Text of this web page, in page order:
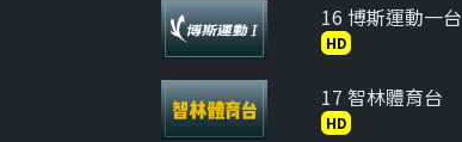
16 博斯運動一台
HD
17 智林體育台
HD